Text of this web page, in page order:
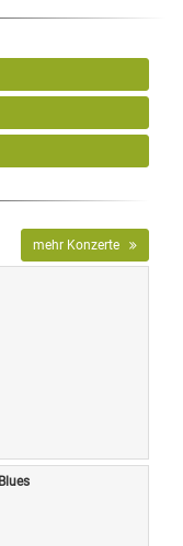
mehr Konzerte